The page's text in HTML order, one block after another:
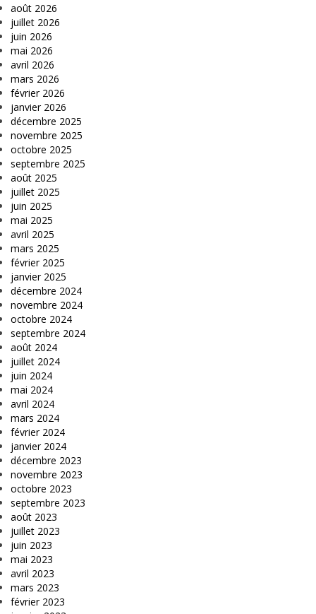
août 2026
juillet 2026
juin 2026
mai 2026
avril 2026
mars 2026
février 2026
janvier 2026
décembre 2025
novembre 2025
octobre 2025
septembre 2025
août 2025
juillet 2025
juin 2025
mai 2025
avril 2025
mars 2025
février 2025
janvier 2025
décembre 2024
novembre 2024
octobre 2024
septembre 2024
août 2024
juillet 2024
juin 2024
mai 2024
avril 2024
mars 2024
février 2024
janvier 2024
décembre 2023
novembre 2023
octobre 2023
septembre 2023
août 2023
juillet 2023
juin 2023
mai 2023
avril 2023
mars 2023
février 2023